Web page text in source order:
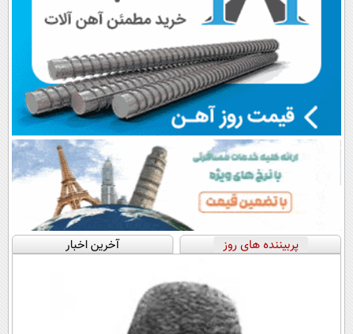
پربیننده های روز آخرین اخبار